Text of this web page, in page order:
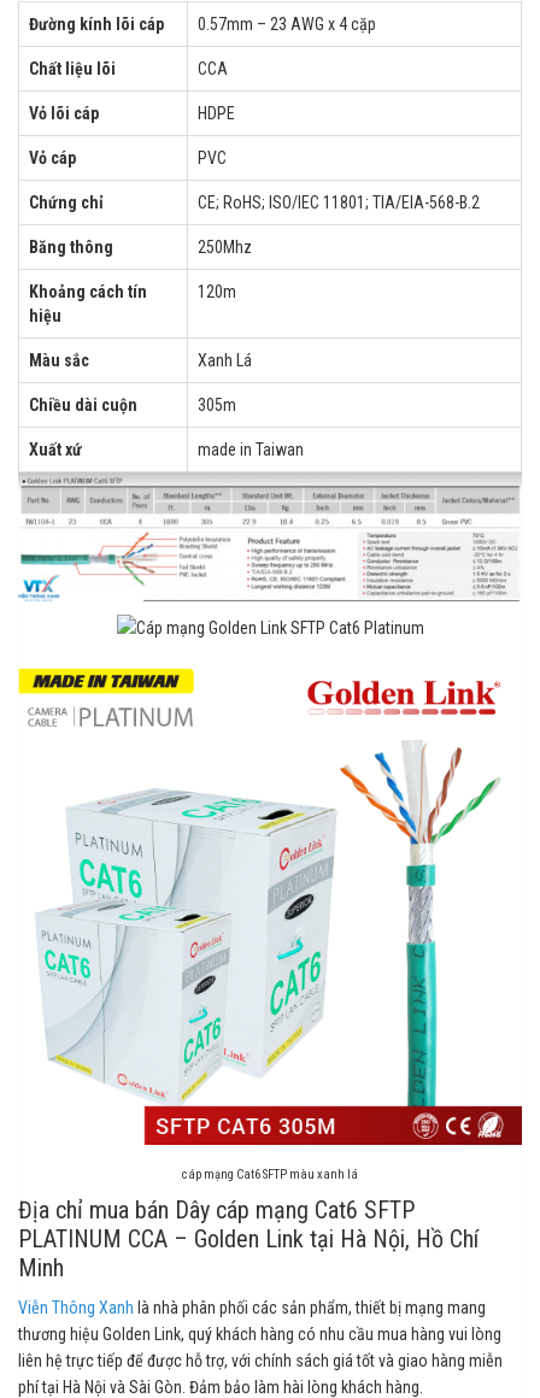
Đường kính lõi cáp 0.57mm – 23 AWG x 4 cặp
Chất liệu lõi CCA
Vỏ lõi cáp HDPE
Vỏ cáp PVC
Chứng chỉ CE; RoHS; ISO/IEC 11801; TIA/EIA-568-B.2
Băng thông 250Mhz
Khoảng cách tín
hiệu
120m
Màu sắc Xanh Lá
Chiều dài cuộn 305m
Xuất xứ made in Taiwan
cáp mạng Cat6 SFTP màu xanh lá
Địa chỉ mua bán Dây cáp mạng Cat6 SFTP
PLATINUM CCA – Golden Link tại Hà Nội, Hồ Chí
Minh
Viễn Thông Xanh là nhà phân phối các sản phẩm, thiết bị mạng mang
thương hiệu Golden Link, quý khách hàng có nhu cầu mua hàng vui lòng
liên hệ trực tiếp để được hỗ trợ, với chính sách giá tốt và giao hàng miễn
phí tại Hà Nội và Sài Gòn. Đảm bảo làm hài lòng khách hàng.